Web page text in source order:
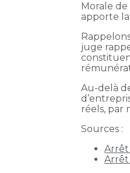
Morale
apporte
juge
Au-delà
réels, par
Sources :
Arrêt
Arrêt